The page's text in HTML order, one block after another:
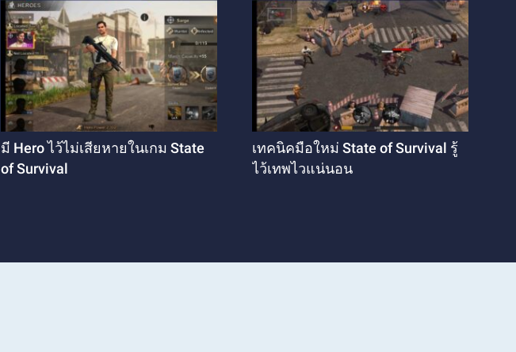
มี Hero ไว้ไม่เสียหายในเกม State
of Survival
เทคนิคมือใหม่ State of Survival รู้
ไว้เทพไวแน่นอน